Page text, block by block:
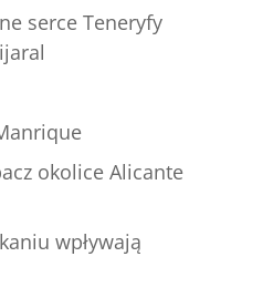
serce Teneryfy
okolice Alicante
wpływają